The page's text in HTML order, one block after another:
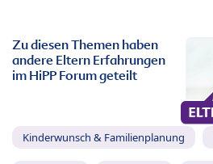
Zu diesen Themen haben
andere Eltern Erfahrungen
im HiPP Forum geteilt
Kinderwunsch & Familienplanung